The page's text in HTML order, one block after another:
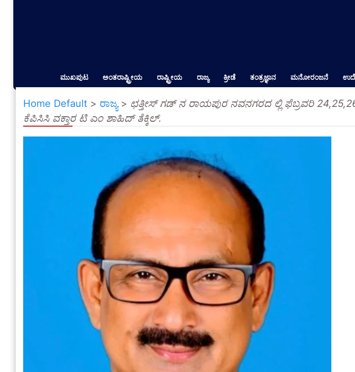
ಮುಖಪುಟ ಅಂತರಾಷ್ಟ್ರೀಯ ರಾಷ್ಟ್ರೀಯ ರಾಜ್ಯ ಕ್ರೀಡೆ ತಂತ್ರಜ್ಞಾನ ಮನೋರಂಜನೆ
Home Default > ರಾಜ್ಯ> ಛತ್ತೀಸ್ ಗಡ್ ನ ರಾಯಪುರ ನವನಗರದ ಲ್ಲಿ ಫೆಬ್ರವರಿ
ಕೆಪಿಸಿಸಿ ವಕ್ತಾರ ಟಿ ಎಂ ಶಾಹಿದ್ ತೆಕ್ಕಿಲ್.